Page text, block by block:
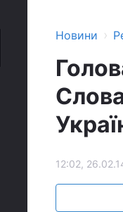
Новини ›
12:02,